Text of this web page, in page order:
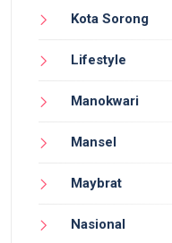
Kota Sorong
Lifestyle
Manokwari
Mansel
Maybrat
Nasional